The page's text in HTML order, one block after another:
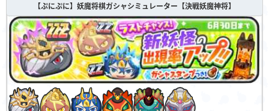
【ぷにぷに】妖魔将棋ガシャシミュレーター【決戦妖魔神将】